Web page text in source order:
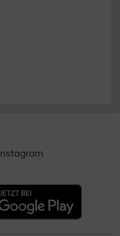
Instagram